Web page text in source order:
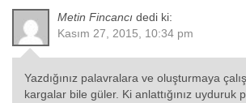
Metin Fincancı dedi ki:
Kasım 27, 2015, 10:34 pm
Yazdığınız palavralara ve oluşturmaya
kargalar bile güler. Ki anlattığınız uyduruk